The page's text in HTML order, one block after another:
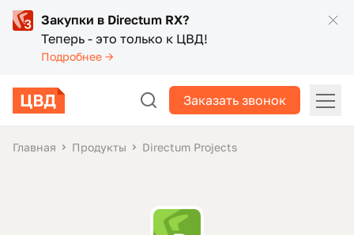
Закупки в Directum RX?
Теперь - это только к ЦВД!
Подробнее →
Заказать звонок
Главная Продукты Directum Projects